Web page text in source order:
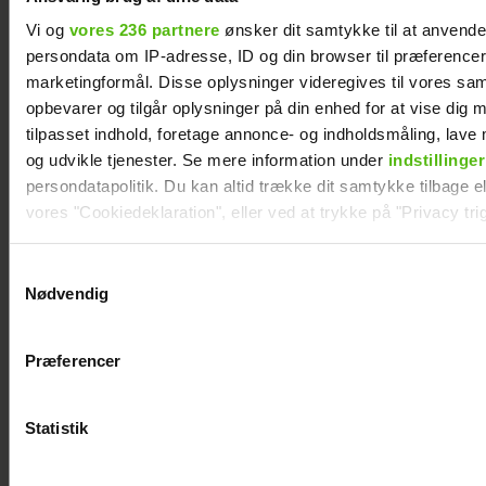
Vi og vores 236 partnere ønsker dit samtykke til at
persondata om IP-adresse, ID og din browser til
marketingformål. Disse oplysninger videregives til vores
opbevarer og tilgår oplysninger på din enhed for at vise dig
tilpasset indhold, foretage annonce- og indholdsmåling, lave
og udvikle tjenester. Se mere information under indstillinger
persondatapolitik. Du kan altid trække dit samtykke tilbage
vores "Cookiedeklaration", eller ved at trykke på "Privacy
Vi anvender egne cookies og cookies fra tredjeparter til at
generere statistik og huske dine præferencer samt til brug
Nødvendig
Præferencer
Statistik
Slut efter to år